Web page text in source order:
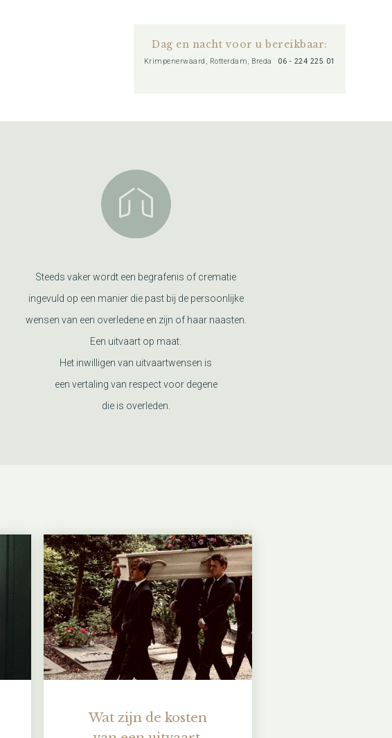
Dag en nacht voor u bereikbaar:
Krimpenerwaard, Rotterdam, Breda 06 - 224 225 01
Steeds vaker wordt een begrafenis of crematie
ingevuld op een manier die past bij de persoonlijke
wensen van een overledene en zijn of haar naasten.
Een uitvaart op maat.
Het inwilligen van uitvaartwensen is
een vertaling van respect voor degene
die is overleden.
Wat zijn de kosten